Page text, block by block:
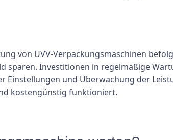
von UVV-Verpackungsmaschinen
sparen. Investitionen in regelmäßige
und Überwachung der
kostengünstig funktioniert.